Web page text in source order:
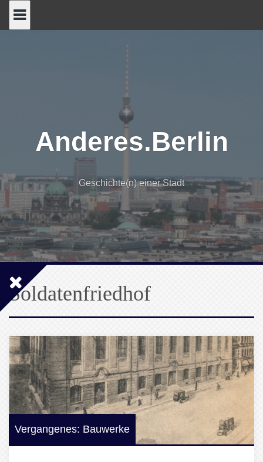
Anderes.Berlin
Geschichte(n) einer Stadt
Soldatenfriedhof
Vergangenes: Bauwerke